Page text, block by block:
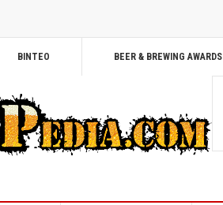
ΒΙΝΤΕΟ BEER & BREWING AWARDS